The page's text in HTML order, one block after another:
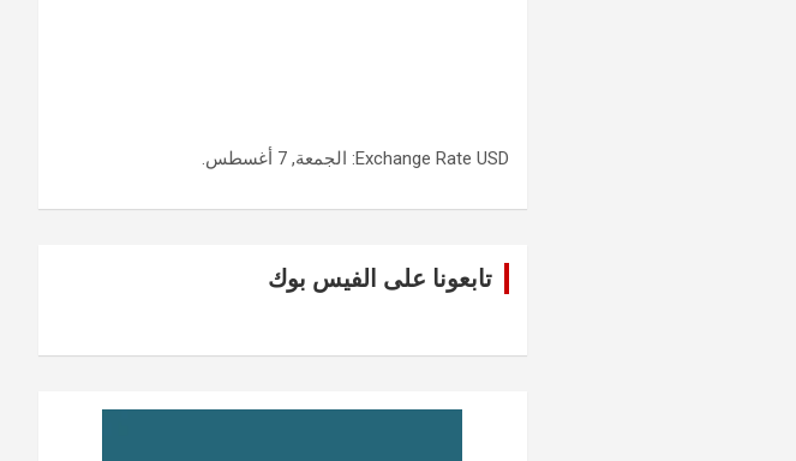
Exchange Rate USD : الجمعة, 7 أغسطس.
تابعونا على الفيس بوك